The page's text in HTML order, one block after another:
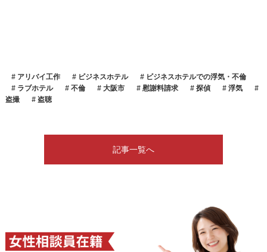
アリバイ工作 ビジネスホテル
ビジネスホテルでの浮気・不倫
ラブホテル
不倫 大阪市 慰謝料請求 探偵
浮気
盗撮
盗聴
記事一覧へ